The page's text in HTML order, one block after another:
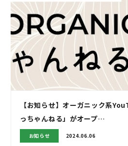
【お知らせ】オーガニック系
っちゃんねる」がオープ…
お知らせ 2024.06.06